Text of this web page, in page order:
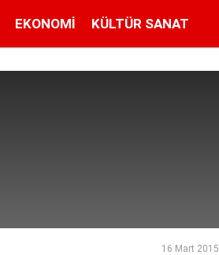
EKONOMI KÜLTÜR SANAT
16 Mart 2015